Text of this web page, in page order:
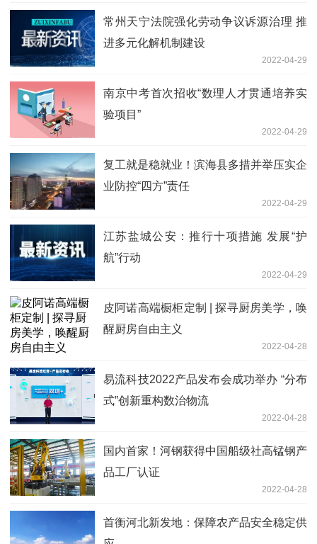
常州天宁法院强化劳动争议诉源治理 推
进多元化解机制建设
2022-04-29
南京中考首次招收“数理人才贯通培养实
验项目”
2022-04-29
复工就是稳就业！滨海县多措并举压实企
业防控“四方”责任
2022-04-29
江苏盐城公安：推行十项措施 发展“护
航”行动
2022-04-29
皮阿诺高端橱柜定制 | 探寻厨房美学，唤
醒厨房自由主义
2022-04-28
易流科技2022产品发布会成功举办 “分布
式”创新重构数治物流
2022-04-28
国内首家！河钢获得中国船级社高锰钢产
品工厂认证
2022-04-28
首衡河北新发地：保障农产品安全稳定供